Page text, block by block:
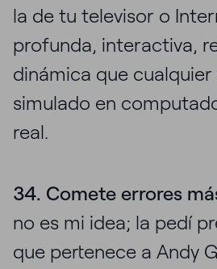
la de tu televisor o
profunda, interactiva,
dinámica que
simulado en
real.
34. Comete errores
no es mi idea; la pedí
que pertenece a Andy